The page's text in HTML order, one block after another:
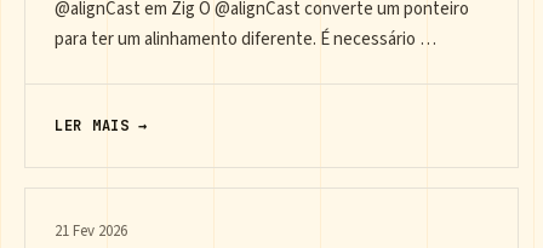
@alignCast em Zig O @alignCast converte um ponteiro
para ter um alinhamento diferente. É necessário …
LER MAIS →
21 Fev 2026